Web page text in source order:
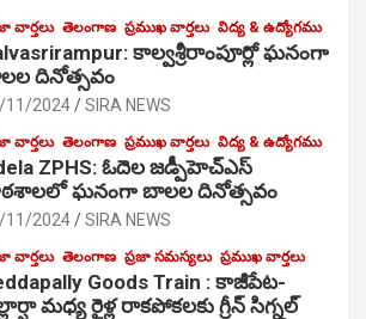
వార్తలు తెలంగాణ ప్రముఖ వార్తలు విద్య & ఉద్యోగము
కాల్వశ్రీరాంపూర్లో ఘనంగా
దినోత్సవం
11/2024 SIRA NEWS
వార్తలు తెలంగాణ ప్రముఖ వార్తలు విద్య & ఉద్యోగము
ZPHS: ఓదెల జ‌డ్పీహెచ్ఎస్
ఘనంగా బాలల దినోత్సవం
11/2024 SIRA NEWS
వార్తలు తెలంగాణ ప్రజా సమస్యలు ప్రముఖ వార్తలు
Goods Train : కాజీపేట-
మధ్య రైళ్ల రాకపోకలకు గ్రీన్ సిగ్నల్